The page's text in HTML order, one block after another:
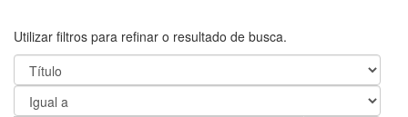
Utilizar filtros para refinar o resultado de busca.